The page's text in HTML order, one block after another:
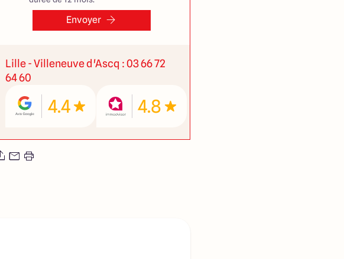
Envoyer
Lille - Villeneuve d'Ascq : 03 66 72
64 60
4.4 4.8